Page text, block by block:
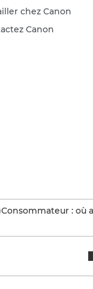
chez Canon
Canon
Consommateur : où